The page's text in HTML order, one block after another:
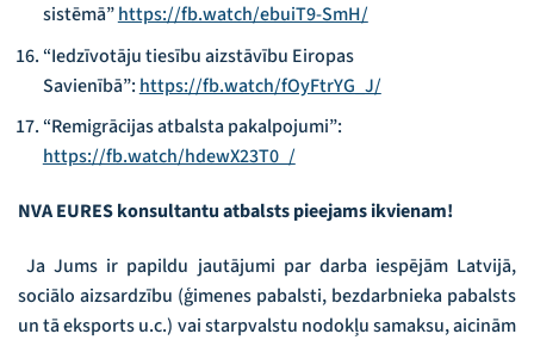
sistēmā”https://fb.watch/ebuiT9-SmH/
“Iedzīvotāju tiesību aizstāvību Eiropas
Savienībā”: https://fb.watch/fOyFtrYG_J/
“Remigrācijas atbalsta pakalpojumi”:
https://fb.watch/hdewX23T0_/
NVA EURES konsultantu atbalsts pieejams ikvienam!
Ja Jums ir papildu jautājumi par darba iespējām Latvijā,
sociālo aizsardzību (ģimenes pabalsti, bezdarbnieka pabalsts
un tā eksports u.c.) vai starpvalstu nodokļu samaksu, aicinām